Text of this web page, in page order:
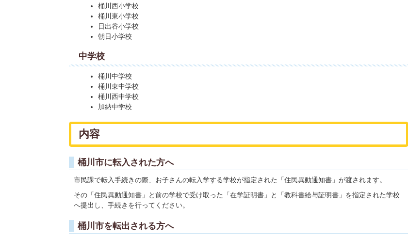
桶川西小学校
桶川東小学校
日出谷小学校
朝日小学校
中学校
桶川中学校
桶川東中学校
桶川西中学校
加納中学校
内容
桶川市に転入された方へ
市民課で転入手続きの際、お子さんの転入学する学校が指定された「住民異動通知書」が渡されます。
その「住民異動通知書」と前の学校で受け取った「在学証明書」と「教科書給与証明書」を指定された学校
へ提出し、手続きを行ってください。
桶川市を転出される方へ